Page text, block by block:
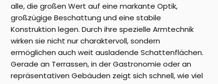
alle, die großen Wert auf eine markante Optik,
großzügige Beschattung und eine stabile
Konstruktion legen. Durch ihre spezielle Armtechnik
wirken sie nicht nur charaktervoll, sondern
ermöglichen auch weit ausladende Schattenflächen.
Gerade an Terrassen, in der Gastronomie oder an
repräsentativen Gebäuden zeigt sich schnell, wie viel